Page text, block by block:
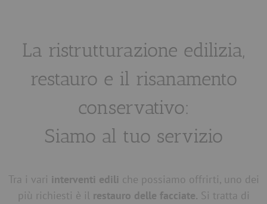
La ristrutturazione edilizia,
restauro e il risanamento
conservativo:
Siamo al tuo servizio
Tra i vari interventi edili che possiamo offrirti, uno dei
più richiesti è ilrestauro delle facciate. Si tratta di